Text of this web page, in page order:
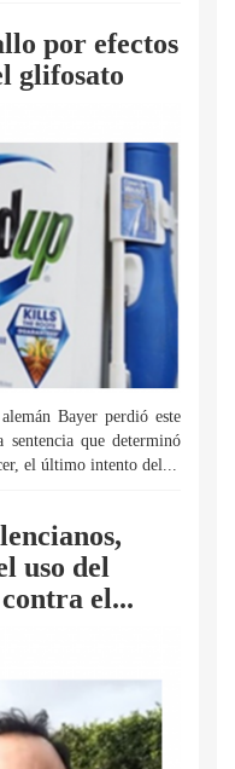
por efectos
glifosato
Bayer perdió este
sentencia que determinó
el último intento del...
uso del
el...